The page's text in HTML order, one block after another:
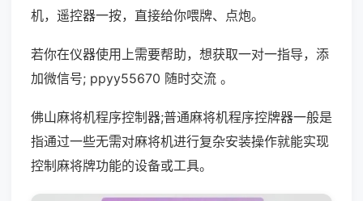
机，遥控器一按，直接给你喂牌、点炮。
若你在仪器使用上需要帮助，想获取一对一指导，添
加微信号; ppyy55670 随时交流 。
佛山麻将机程序控制器;普通麻将机程序控牌器一般是
指通过一些无需对麻将机进行复杂安装操作就能实现
控制麻将牌功能的设备或工具。